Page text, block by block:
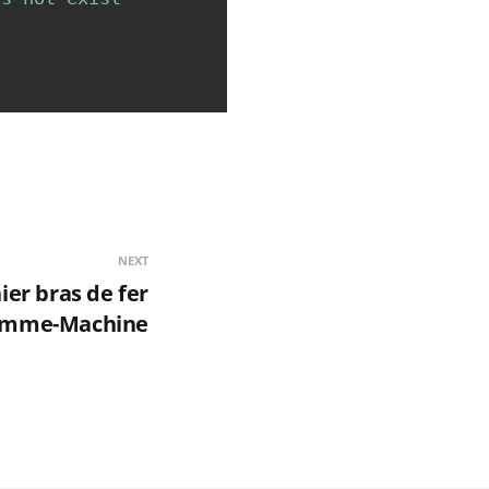
NEXT
bras de fer
Machine